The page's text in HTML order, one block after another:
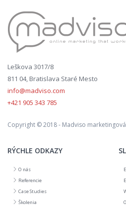
Leškova 3017/8
811 04, Bratislava Staré Mesto
info@madviso.com
+421 905 343 785
Copyright © 2018 - Madviso
RÝCHLE ODKAZY
O nás
Referencie
Case Studies
Školenia